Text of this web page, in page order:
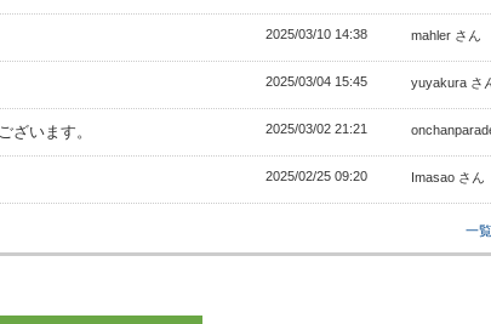
2025/03/10 14:38 mahler さん
2025/03/04 15:45 yuyakura さ
ざいます。 2025/03/02 21:21
2025/02/25 09:20 Imasao さん
一